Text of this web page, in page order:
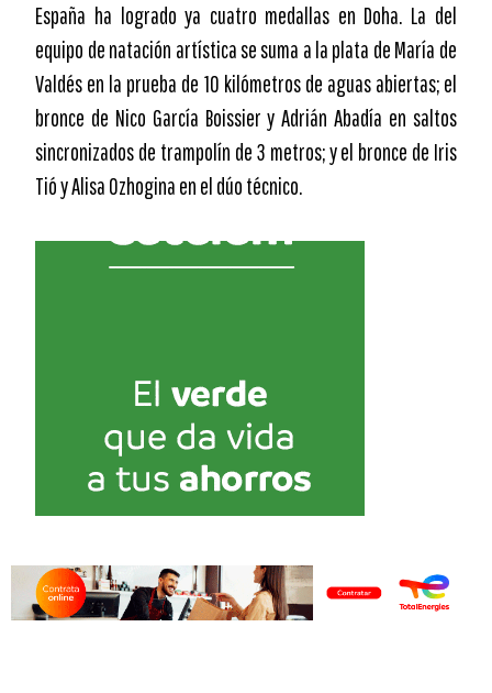
España ha logrado ya cuatro medallas en Doha. La del
equipo de natación artística se suma a la plata de María de
Valdés en la prueba de 10 kilómetros de aguas abiertas; el
bronce de Nico García Boissier y Adrián Abadía en saltos
sincronizados de trampolín de 3 metros; y el bronce de Iris
Tió y Alisa Ozhogina en el dúo técnico.